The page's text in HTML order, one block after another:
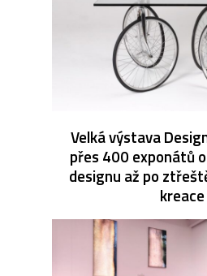
Velká výstava
přes 400 exponátů
designu až po
kreace